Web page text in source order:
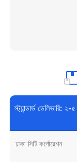
স্ট্যান্ডার্ড ডেলিভারি: ২-
ঢাকা সিটি কর্পোরেশন